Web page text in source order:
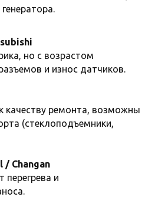
но с возрастом
и износ датчиков.
качеству ремонта, возможны
(стеклоподъемники,
/ Changan
и
момент.
замены.
фары—
панели —